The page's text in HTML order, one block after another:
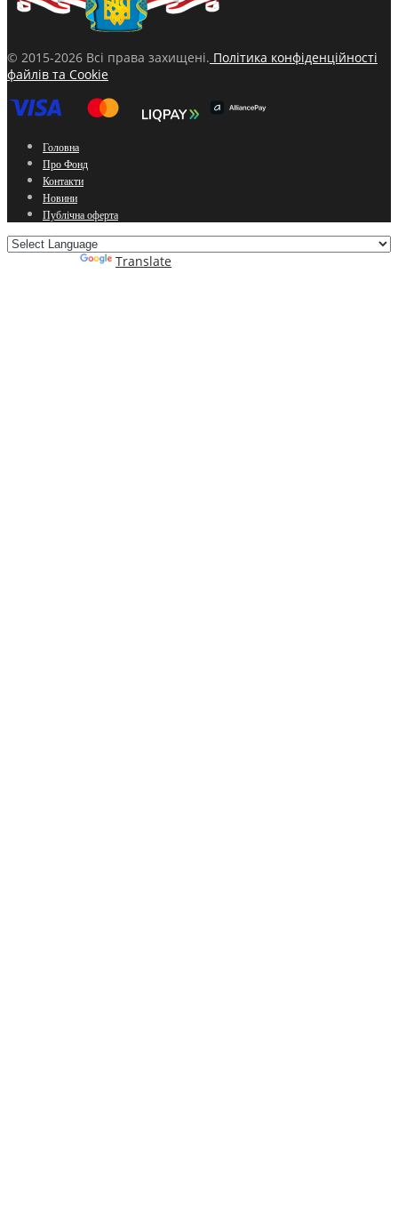
© 2015-2026 Всі права захищені. Політика конфіденційності
файлів та Cookie
Головна
Про Фонд
Контакти
Новини
Публічна оферта
Translate